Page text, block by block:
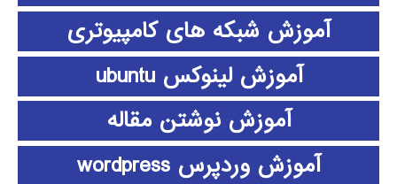
آموزش شبکه های کامپیوتری
آموزش لینوکس ubuntu
آموزش نوشتن مقاله
آموزش وردپرس wordpress